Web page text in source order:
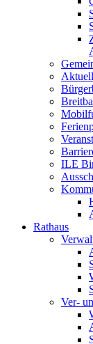
ILE
Rathaus
Ver-